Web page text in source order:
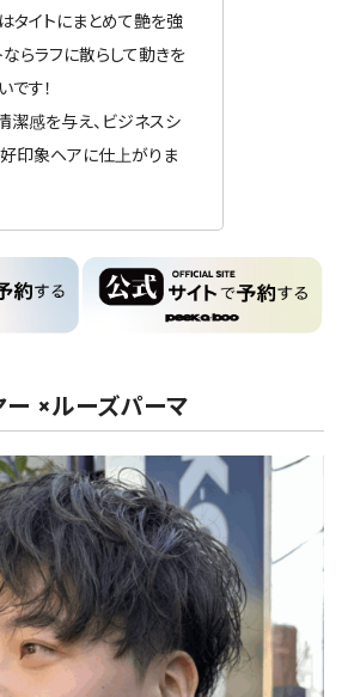
タイトにまとめて艶を強
ならラフに散らして動きを
です！
潔感を与え、ビジネスシ
印象ヘアに仕上がりま
ー ×ルーズパーマ